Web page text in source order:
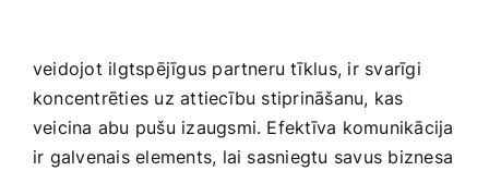
veidojot‌ ilgtspējīgus partneru tīklus, ir svarīgi
koncentrēties uz attiecību stiprināšanu,​ kas
veicina abu pušu izaugsmi. Efektīva‌ komunikācija
ir galvenais elements, lai sasniegtu savus biznesa